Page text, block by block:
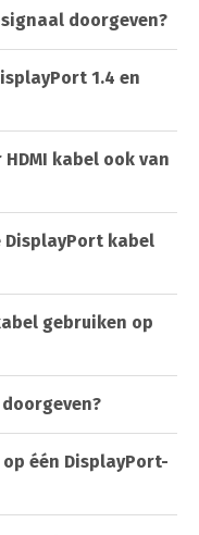
doorgeven?
1.4 en
kabel ook van
DisplayPort kabel
gebruiken op
één DisplayPort-